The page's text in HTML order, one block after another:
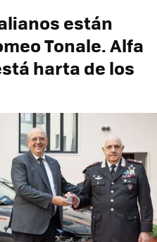
están
Tonale. Alfa
harta de los